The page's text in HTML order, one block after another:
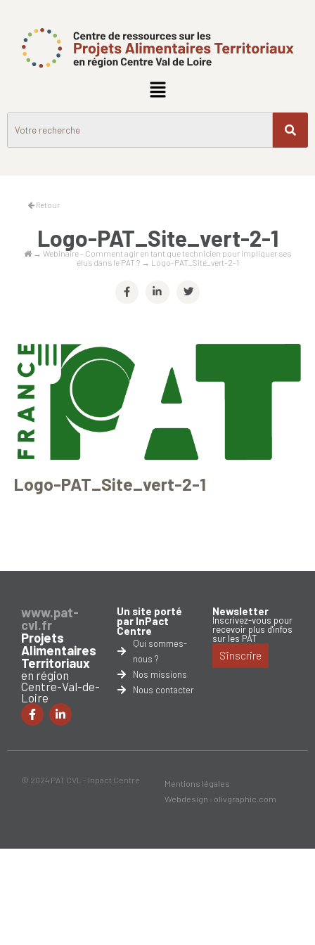
Retour
Logo-PAT_Site_vert-2-1
→ Webinaire – Comment agir en tant que technicien pour impliquer ses
élus dans le PAT ?→ Logo-PAT_Site_vert-2-1
Logo-PAT_Site_vert-2-1
www.pat-
cvl.fr
Projets
Alimentaires
Territoriaux
en région
Centre-Val-de-
Loire
Un site porté
par InPact
Centre
Qui sommes-
nous ?
Nos missions
Nous contacter
Newsletter
Inscrivez-vous pour
recevoir plus d'infos
sur les PAT
S'inscrire
© 2024 PAT CVL - Inpact Centre
Mentions légales
Webdesign : olivgraphic.com